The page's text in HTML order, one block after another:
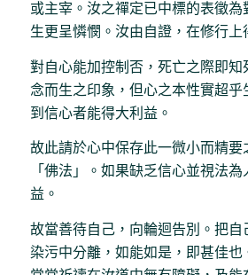
或主宰。汝之禪定已中標的表徵為
生更呈憐憫。汝由自證，在修行上
對自心能加控制否，死亡之際即知
念而生之印象，但心之本性實超乎
到信心者能得大利益。
故此請於心中保存此一微小而精要
「佛法」。如果缺乏信心並視法
益。
故當善待自己，向輪迴告別。把自
染污中分離，如能如是，即甚佳也